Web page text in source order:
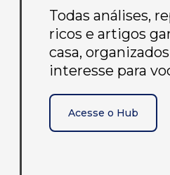
Todas análises,
ricos e artigos
casa,
interesse para
Acesse o Hub